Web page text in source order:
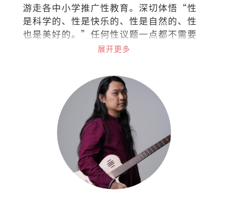
游走各中小学推广性教育。深切体悟“性
是科学的、性是快乐的、性是自然的、性
也是美好的。”任何性议题一点都不需要
过于隐秘不谈，尤其对身体的认识与接纳
展开更多